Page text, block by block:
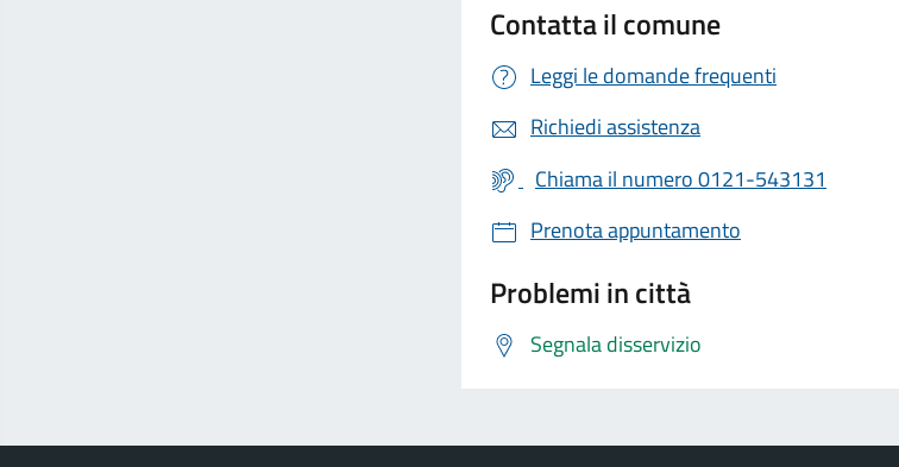
Contatta il comune
Leggi le domande frequenti
Richiedi assistenza
Chiama il numero 0121-543131
Prenota appuntamento
Problemi in città
Segnala disservizio